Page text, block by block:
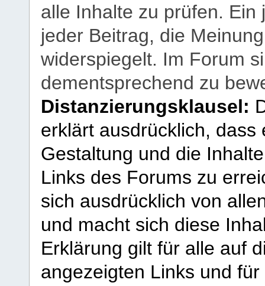
alle Inhalte zu prüfen.
jeder Beitrag, die
widerspiegelt. Im Forum
dementsprechend zu
Distanzierungsklausel:
erklärt ausdrücklich,
Gestaltung und die
Links des Forums zu
sich ausdrücklich von
und macht sich diese
Erklärung gilt für alle auf
angezeigten Links und